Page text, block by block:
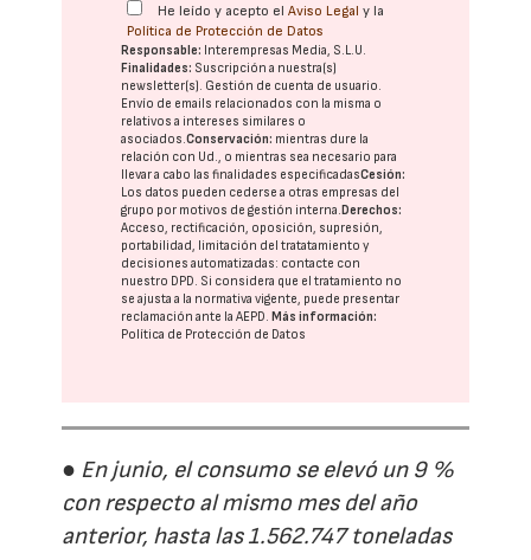
He leído y acepto elAviso Legal y la
Política de Protección de Datos
Responsable: Interempresas Media, S.L.U.
Finalidades: Suscripción a nuestra(s)
newsletter(s). Gestión de cuenta de usuario.
Envío de emails relacionados con la misma o
relativos a intereses similares o
asociados.Conservación: mientras dure la
relación con Ud., o mientras sea necesario para
llevar a cabo las finalidades especificadasCesión:
Los datos pueden cederse a otras empresas del
grupo por motivos de gestión interna.Derechos:
Acceso, rectificación, oposición, supresión,
portabilidad, limitación del tratatamiento y
decisiones automatizadas: contacte con
nuestro DPD . Si considera que el tratamiento no
se ajusta a la normativa vigente, puede presentar
reclamación ante laAEPD .Más información:
Política de Protección de Datos
● En junio, el consumo se elevó un 9 %
con respecto al mismo mes del año
anterior, hasta las 1.562.747 toneladas